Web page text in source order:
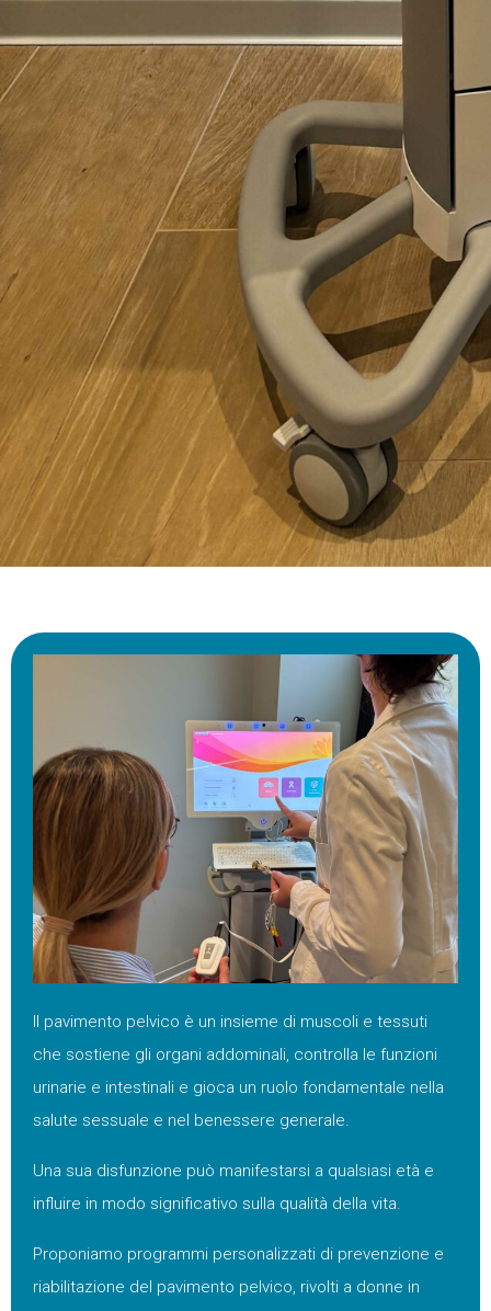
Il pavimento pelvico è un insieme di muscoli e tessuti
che sostiene gli organi addominali, controlla le funzioni
urinarie e intestinali e gioca un ruolo fondamentale nella
salute sessuale e nel benessere generale.
Una sua disfunzione può manifestarsi a qualsiasi età e
influire in modo significativo sulla qualità della vita.
Proponiamo programmi personalizzati di prevenzione e
riabilitazione del pavimento pelvico, rivolti a donne in